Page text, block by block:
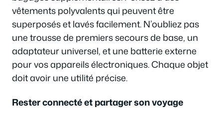
vêtements polyvalents qui peuvent être
superposés et lavés facilement. N’oubliez pas
une trousse de premiers secours de base, un
adaptateur universel, et une batterie externe
pour vos appareils électroniques. Chaque objet
doit avoir une utilité précise.
Rester connecté et partager son voyage